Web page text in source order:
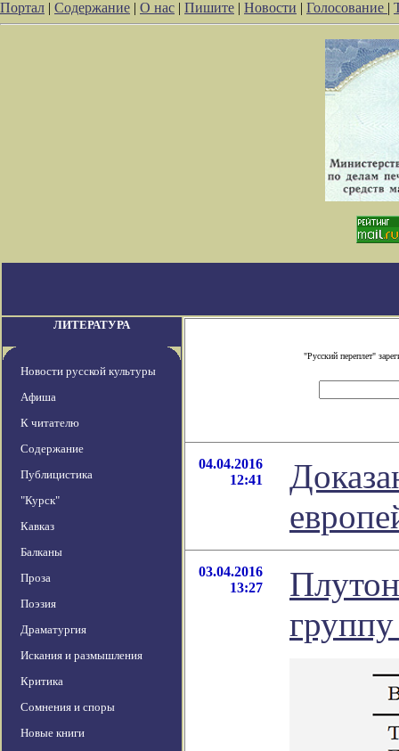
Портал | Содержание | О нас | Пишите | Новости | Голосование |
ЛИТЕРАТУРА
Новости русской культуры
Афиша
К читателю
Содержание
Публицистика
"Курск"
Кавказ
Балканы
Проза
Поэзия
Драматургия
Искания и размышления
Критика
Сомнения и споры
Новые книги
"Русский переплет"
04.04.2016
12:41
03.04.2016
13:27